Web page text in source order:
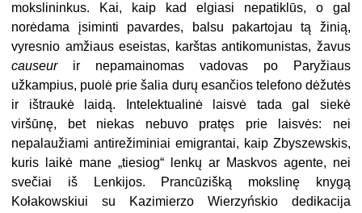
mokslininkus. Kai, kaip kad elgiasi nepatiklūs, o gal
norėdama įsiminti pavardes, balsu pakartojau tą žinią,
vyresnio amžiaus eseistas, karštas antikomunistas, žavus
causeur ir nepamainomas vadovas po Paryžiaus
užkampius, puolė prie šalia durų esančios telefono dėžutės
ir ištraukė laidą. Intelektualinė laisvė tada gal siekė
viršūnę, bet niekas nebuvo pratęs prie laisvės: nei
nepalaužiami antirežiminiai emigrantai, kaip Zbyszewskis,
kuris laikė mane „tiesiog“ lenkų ar Maskvos agente, nei
svečiai iš Lenkijos. Prancūzišką mokslinę knygą
Kołakowskiui su Kazimierzo Wierzyńskio dedikacija